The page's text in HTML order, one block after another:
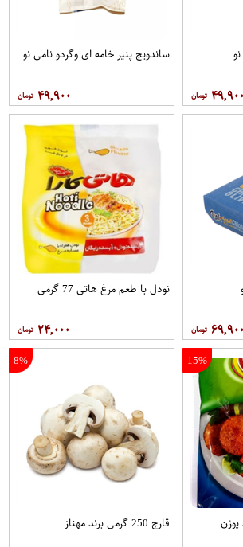
۴۹,۹۰۰
ساندویچ پنیر خامه ای وگردو نامی نو
۴۹,۹۰۰
۶۹,۹۰۰
نودل با طعم مرغ هاتی 77 گرمی
۲۴,۰۰۰
15%
8%
قارچ 250 گرمی برند مهناز